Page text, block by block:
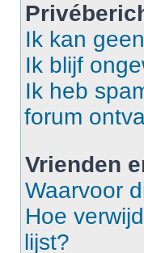
Ik kan
Ik blijf
Ik heb
forum
Vrienden
Waarvoor
Hoe
lijst?